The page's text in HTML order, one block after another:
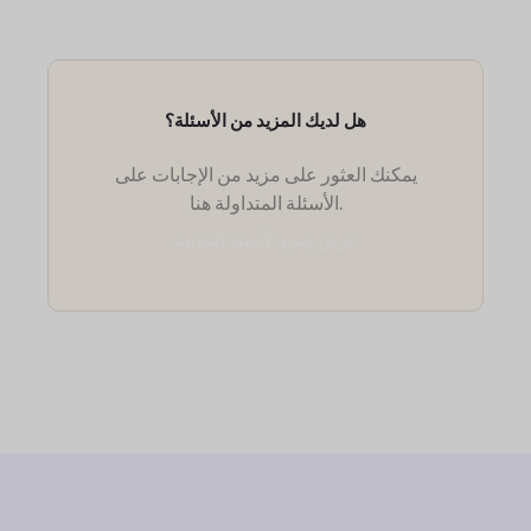
هل لديك المزيد من الأسئلة؟
يمكنك العثور على مزيد من الإجابات على
الأسئلة المتداولة هنا.